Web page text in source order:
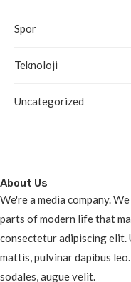
Spor
Teknoloji
Uncategorized
About Us
We're a media company.
parts of modern life that
consectetur adipiscing elit.
mattis, pulvinar dapibus
sodales, augue velit.